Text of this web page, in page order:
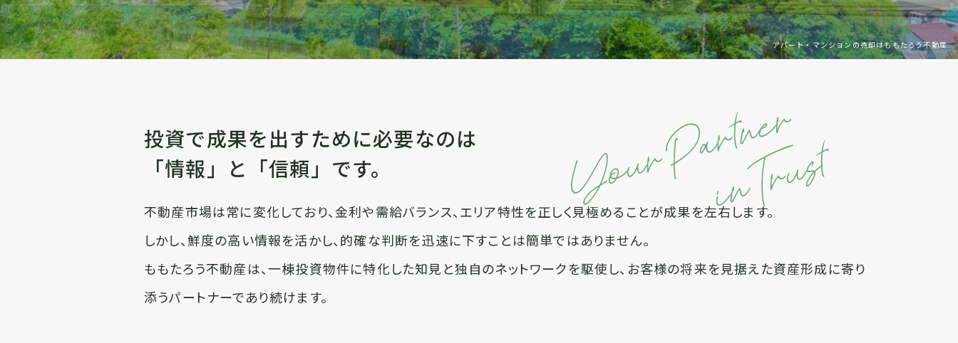
アパート・マンションの売却はももたろう不動産
投資で成果を出すために必要なのは
「情報」と「信頼」です。
不動産市場は常に変化しており、金利や需給バランス、エリア特性を正しく見極めることが成果を左右します。
しかし、鮮度の高い情報を活かし、的確な判断を迅速に下すことは簡単ではありません。
ももたろう不動産は、一棟投資物件に特化した知見と独自のネットワークを駆使し、お客様の将来を見据えた資産形成に寄り
添うパートナーであり続けます。